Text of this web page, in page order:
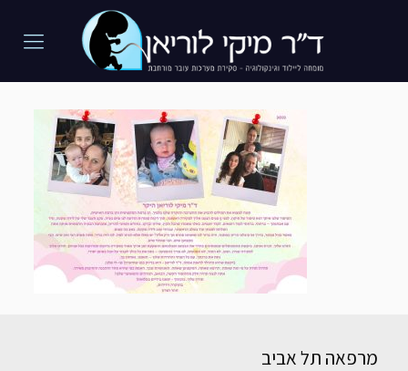
מרפאה תל אביב